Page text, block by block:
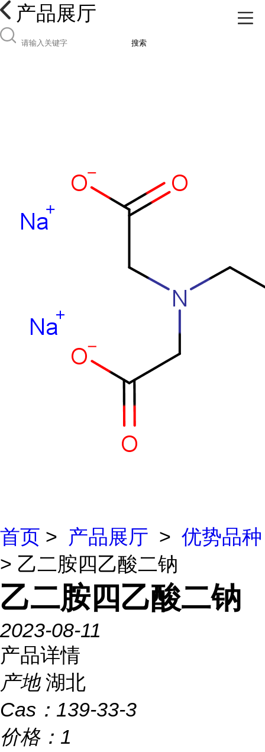
产品展厅
搜索
首页 > 产品展厅 > 优势品种
> 乙二胺四乙酸二钠
乙二胺四乙酸二钠
2023-08-11
产品详情
产地 湖北
Cas： 139-33-3
价格： 1